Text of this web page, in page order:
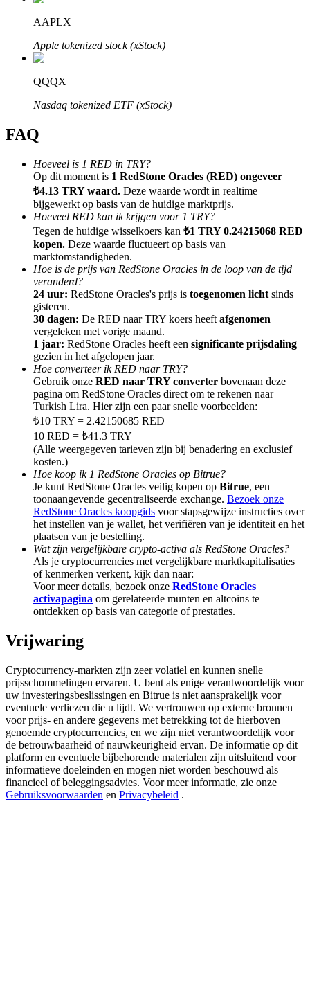
Doorverwijzing
Nodig een vriend uit om contante beloningen te ontvangen
Deposit CASHCAT & Win
Deposit CASHCAT & Win
Share 500000 CASHCAT prize pool
Exclusive for BitMart Users
Register & Trade to Win 500,000 USDT
Precious Metals Trading Carnival
Trade Gold & Silver · 33,333 USDT Bonus
USDT New User Exclusive 10% APR
USDT Flexible Staking | Daily Rewards
New Listing Futures Fest
Trade New Futures, Win 200,000 USDT
Crypto World Cup 2026: Grand Finale
77,777+3k Rewards
AAPLX
Apple tokenized stock (xStock)
QQQX
Nasdaq tokenized ETF (xStock)
FAQ
Hoeveel is 1 RED in TRY?
Op dit moment is 1 RedStone Oracles (RED) ongeveer
₺4.13 TRY waard. Deze waarde wordt in realtime
bijgewerkt op basis van de huidige marktprijs.
Hoeveel RED kan ik krijgen voor 1 TRY?
Tegen de huidige wisselkoers kan ₺1 TRY 0.24215068 RED
kopen. Deze waarde fluctueert op basis van
marktomstandigheden.
Hoe is de prijs van RedStone Oracles in de loop van de tijd
veranderd?
24 uur: RedStone Oracles's prijs is toegenomen licht sinds
gisteren.
30 dagen: De RED naar TRY koers heeft afgenomen
vergeleken met vorige maand.
1 jaar: RedStone Oracles heeft een significante prijsdaling
gezien in het afgelopen jaar.
Hoe converteer ik RED naar TRY?
Gebruik onze RED naar TRY converter bovenaan deze
pagina om RedStone Oracles direct om te rekenen naar
Turkish Lira. Hier zijn een paar snelle voorbeelden:
₺10 TRY = 2.42150685 RED
10 RED = ₺41.3 TRY
(Alle weergegeven tarieven zijn bij benadering en exclusief
kosten.)
Hoe koop ik 1 RedStone Oracles op Bitrue?
Je kunt RedStone Oracles veilig kopen op Bitrue, een
toonaangevende gecentraliseerde exchange. Bezoek onze
RedStone Oracles koopgids voor stapsgewijze instructies over
het instellen van je wallet, het verifiëren van je identiteit en het
plaatsen van je bestelling.
Wat zijn vergelijkbare crypto-activa als RedStone Oracles?
Als je cryptocurrencies met vergelijkbare marktkapitalisaties
of kenmerken verkent, kijk dan naar:
Voor meer details, bezoek onze RedStone Oracles
activapagina om gerelateerde munten en altcoins te
ontdekken op basis van categorie of prestaties.
Vrijwaring
Cryptocurrency-markten zijn zeer volatiel en kunnen snelle
prijsschommelingen ervaren. U bent als enige verantwoordelijk voor
uw investeringsbeslissingen en Bitrue is niet aansprakelijk voor
eventuele verliezen die u lijdt. We vertrouwen op externe bronnen
voor prijs- en andere gegevens met betrekking tot de hierboven
genoemde cryptocurrencies, en we zijn niet verantwoordelijk voor
de betrouwbaarheid of nauwkeurigheid ervan. De informatie op dit
platform en eventuele bijbehorende materialen zijn uitsluitend voor
informatieve doeleinden en mogen niet worden beschouwd als
financieel of beleggingsadvies. Voor meer informatie, zie onze
Gebruiksvoorwaarden en Privacybeleid .